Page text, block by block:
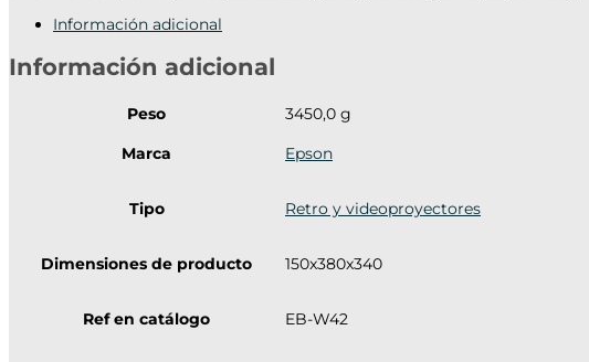
Información adicional
Información adicional
Peso
3450,0 g
Marca
Epson
Tipo Retro y videoproyectores
Dimensiones de producto 150x380x340
Ref en catálogo EB-W42